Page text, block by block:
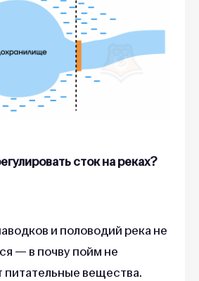
сток на реках?
и половодий река не
— в почву пойм не
питательные вещества.